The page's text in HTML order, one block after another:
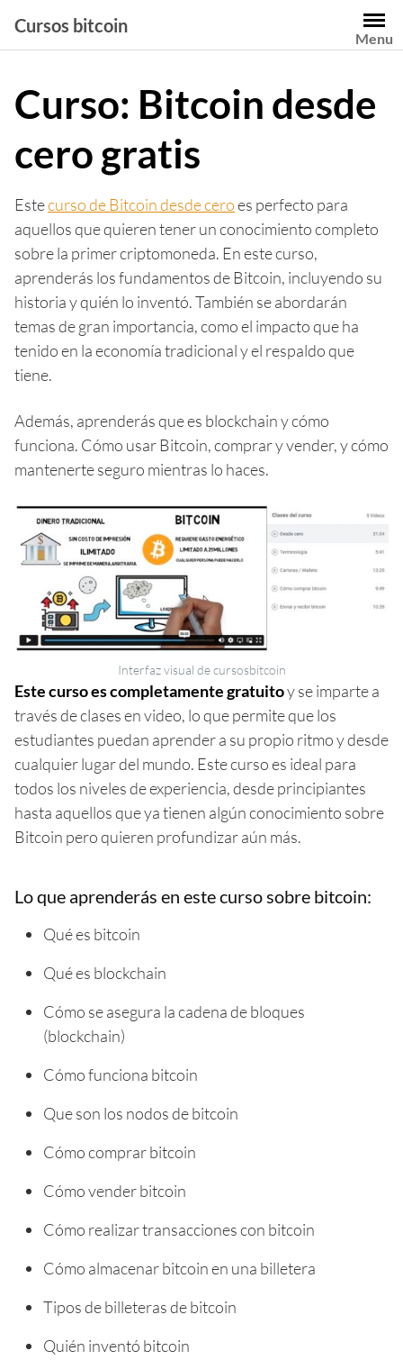
contenido
Cursos bitcoin
Menu
Curso: Bitcoin desde
cero gratis
Estecurso de Bitcoin desde ceroes perfecto para
aquellos que quieren tener un conocimiento completo
sobre la primer criptomoneda. En este curso,
aprenderás los fundamentos de Bitcoin, incluyendo su
historia y quién lo inventó. También se abordarán
temas de gran importancia, como el impacto que ha
tenido en la economía tradicional y el respaldo que
tiene.
Además, aprenderás que es blockchain y cómo
funciona. Cómo usar Bitcoin, comprar y vender, y cómo
mantenerte seguro mientras lo haces.
Interfaz visual de cursosbitcoin
Este curso es completamente gratuitoy se imparte a
través de clases en video, lo que permite que los
estudiantes puedan aprender a su propio ritmo y desde
cualquier lugar del mundo. Este curso es ideal para
todos los niveles de experiencia, desde principiantes
hasta aquellos que ya tienen algún conocimiento sobre
Bitcoin pero quieren profundizar aún más.
Lo que aprenderás en este curso sobre bitcoin:
Qué es bitcoin
Qué es blockchain
Cómo se asegura la cadena de bloques
(blockchain)
Cómo funciona bitcoin
Que son los nodos de bitcoin
Cómo comprar bitcoin
Cómo vender bitcoin
Cómo realizar transacciones con bitcoin
Cómo almacenar bitcoin en una billetera
Tipos de billeteras de bitcoin
Quién inventó bitcoin